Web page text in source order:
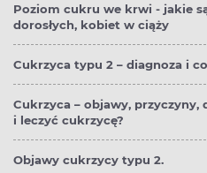
Poziom cukru we krwi - jakie
dorosłych, kobiet w ciąży
Cukrzyca typu 2 – diagnoza i
Cukrzyca – objawy, przyczyny,
i leczyć cukrzycę?
Objawy cukrzycy typu 2.